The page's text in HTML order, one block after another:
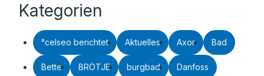
Kategorien
°celseo berichtet Aktuelles Axor Bad
Bette BRÖTJE burgbad Danfoss